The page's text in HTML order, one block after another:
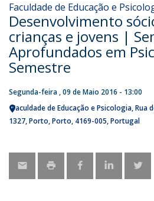
Faculdade de Educação e
Desenvolvimento
crianças e jovens |
Aprofundados em
Semestre
Segunda-feira , 09 de Maio 2016 - 13:00
Faculdade de Educação e Psicologia Rua
1327 Porto Porto 4169-005 Portugal